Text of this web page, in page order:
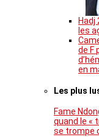
Hadj
les
de F
en
Les plus
Fame
quand le «
se trompe